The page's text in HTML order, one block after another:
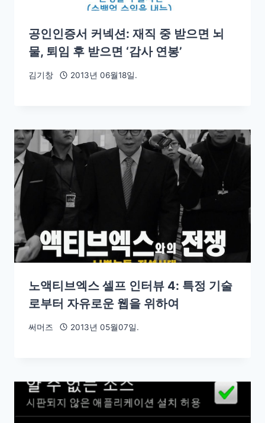
공인인증서 커넥션: 재직 중 받으면 뇌
물, 퇴임 후 받으면 ‘감사 연봉’
김기창 2013년 06월18일.
노액티브엑스 셀프 인터뷰 4: 특정 기술
로부터 자유로운 웹을 위하여
써머즈 2013년 05월07일.